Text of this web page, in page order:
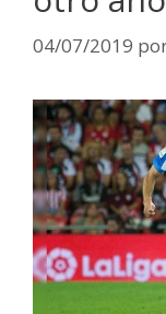
04/07/2019